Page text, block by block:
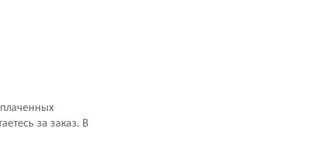
за заказ. В